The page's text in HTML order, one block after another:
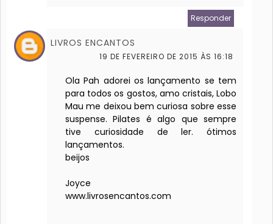
Responder
LIVROS ENCANTOS
19 DE FEVEREIRO DE 2015 ÀS 16:18
Ola Pah adorei os lançamento se tem
para todos os gostos, amo cristais, Lobo
Mau me deixou bem curiosa sobre esse
suspense. Pilates é algo que sempre
tive curiosidade de ler. ótimos
lançamentos.
beijos
Joyce
www.livrosencantos.com